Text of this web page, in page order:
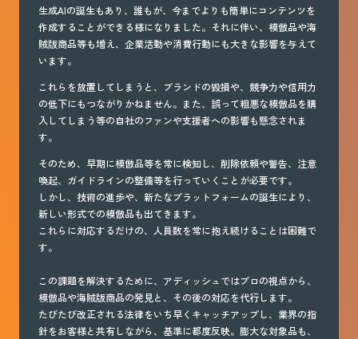
生成AIの誕生もあり、誰もが、今までよりも簡単にコンテンツを
作成することができる様になりました。それに伴い、模倣品や海
賊版商品等も増え、企業活動や消費行動にも大きな影響を与えて
います。
これらを放置してしまうと、ブランドの毀損や、競争力や信用力
の低下にもつながりかねません。また、誤って粗悪な模倣品を購
入してしまう等の自社のファンや支援者への影響も懸念されま
す。
そのため、早期に模倣品等を常に検知し、削除依頼や警告、注意
喚起、ガイドラインの整備等を行っていくことが必要です。
しかし、技術の進歩や、新たなプラットフォームの誕生により、
新しい形式での模倣品も出てきます。
これらに対応するだけの、人員数を常に抱え続けることは困難で
す。
この課題を解決するために、アディッシュではプロの視点から、
模倣品や海賊版商品の発見と、その後の対応を代行します。
たびたび改正される法律をいち早くキャッチアップし、業界の指
針をお客様と共有しながら、基準に都度反映。膨大な対象品も、